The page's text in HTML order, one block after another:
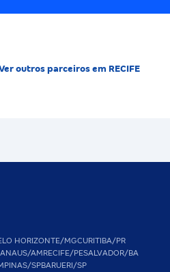
outros parceiros em RECIFE
HORIZONTE/MGCURITIBA/PR
AMRECIFE/PESALVADOR/BA
SPBARUERI/SP